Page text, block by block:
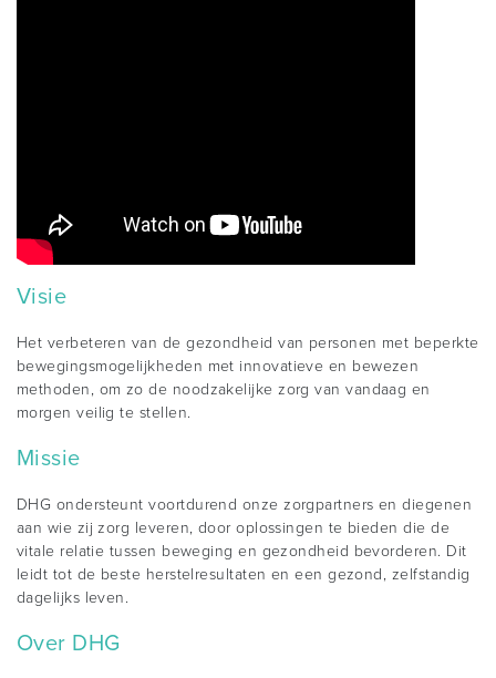
Visie
Het verbeteren van de gezondheid van personen met beperkte
bewegingsmogelijkheden met innovatieve en bewezen
methoden, om zo de noodzakelijke zorg van vandaag en
morgen veilig te stellen.
Missie
DHG ondersteunt voortdurend onze zorgpartners en diegenen
aan wie zij zorg leveren, door oplossingen te bieden die de
vitale relatie tussen beweging en gezondheid bevorderen. Dit
leidt tot de beste herstelresultaten en een gezond, zelfstandig
dagelijks leven.
Over DHG